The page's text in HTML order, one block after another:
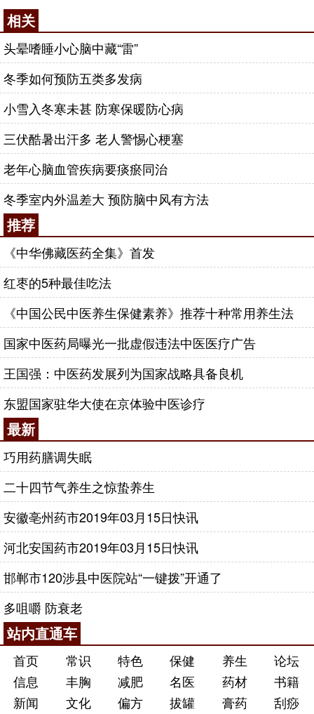
相关
头晕嗜睡小心脑中藏“雷”
冬季如何预防五类多发病
小雪入冬寒未甚 防寒保暖防心病
三伏酷暑出汗多 老人警惕心梗塞
老年心脑血管疾病要痰瘀同治
冬季室内外温差大 预防脑中风有方法
推荐
《中华佛藏医药全集》首发
红枣的5种最佳吃法
《中国公民中医养生保健素养》推荐十种常用养生法
国家中医药局曝光一批虚假违法中医医疗广告
王国强：中医药发展列为国家战略具备良机
东盟国家驻华大使在京体验中医诊疗
最新
巧用药膳调失眠
二十四节气养生之惊蛰养生
安徽亳州药市2019年03月15日快讯
河北安国药市2019年03月15日快讯
邯郸市120涉县中医院站“一键拨”开通了
多咀嚼 防衰老
站内直通车
首页 常识 特色 保健 养生
论坛
信息
丰胸 减肥 名医 药材
书籍
新闻
文化 偏方 拔罐 膏药 刮痧